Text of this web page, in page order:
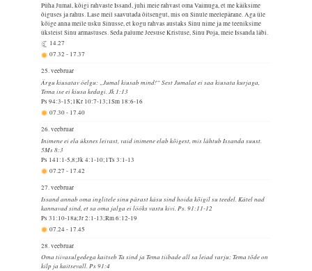
Püha Jumal, kõigi rahvaste Issand, juhi meie rahvast oma Vaimuga, et me käiksime
õiguses ja rahus. Lase meil saavutada õitsengut, mis on Sinule meelepärane. Aga üle
kõige anna meile usku Sinusse, et kogu rahvas austaks Sinu nime ja me teeniksime
üksteist Sinu armastuses. Seda palume Jeesuse Kristuse, Sinu Poja, meie Issanda läbi.
14.27
07.32- 17.37
25. veebruar
Ärgu kiusatav öelgu: „Jumal kiusab mind!“ Sest Jumalat ei saa kiusata kurjaga,
Tema ise ei kiusa kedagi. Jk 1:13
Ps 94:3-15;1Kr 10:7-13;1Sm 18:6-16
07.30- 17.40
26. veebruar
Inimene ei ela üksnes leivast, vaid inimene elab kõigest, mis lähtub Issanda suust.
5Ms 8:3
Ps 141:1-5,8;Jk 4:1-10;1Ts 3:1-13
07.27- 17.42
27. veebruar
Issand annab oma inglitele sinu pärast käsu sind hoida kõigil su teedel. Kätel nad
kannavad sind, et sa oma jalga ei lööks vastu kivi. Ps. 91:11-12
Ps 31:10-18a;Jr 2:1-13;Rm 6:12-19
07.24- 17.45
28. veebruar
Oma tiivasulgedega kaitseb Ta sind ja Tema tiibade all sa leiad varju; Tema tõde on
kilp ja kaitsevall. Ps 91:4